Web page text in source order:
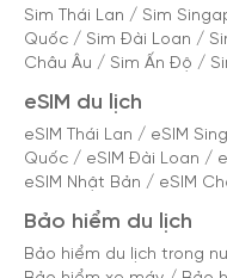
Sim Thái Lan / Sim
Quốc / Sim Đài Loan /
Châu Âu / Sim Ấn Độ /
eSIM du lịch
eSIM Thái Lan / eSIM
Quốc / eSIM Đài Loan /
eSIM Nhật Bản / eSIM
Bảo hiểm du lịch
Bảo hiểm du lịch trong